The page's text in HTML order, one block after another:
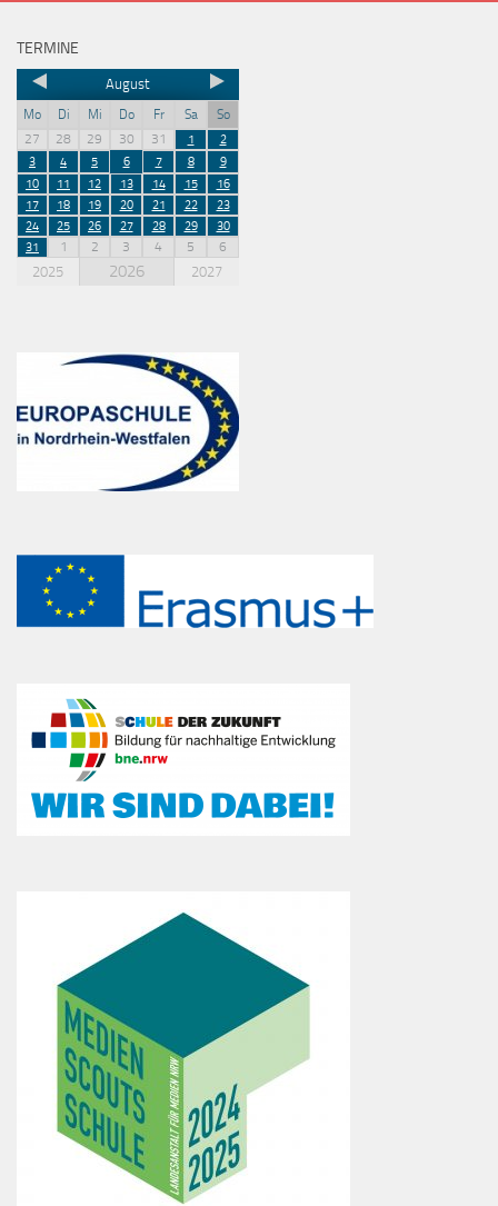
TERMINE
August
Mo Di Mi Do Fr Sa
So
27
28 29 30 31 1
2
3
4 5 6 7 8
9
10
11 12 13 14 15
16
17
18 19 20 21 22
23
24
25 26 27 28 29
30
31
1 2 3 4 5 6
2025 2026 2027